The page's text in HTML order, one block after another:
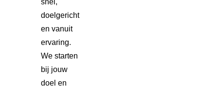
snel,
doelgericht
en vanuit
ervaring.
We starten
bij jouw
doel en